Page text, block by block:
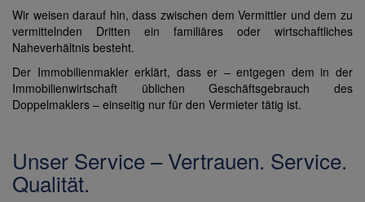
Wir weisen darauf hin, dass zwischen dem Vermittler und dem zu
vermittelnden Dritten ein familiäres oder wirtschaftliches
Naheverhältnis besteht.
Der Immobilienmakler erklärt, dass er – entgegen dem in der
Immobilienwirtschaft üblichen Geschäftsgebrauch des
Doppelmaklers – einseitig nur für den Vermieter tätig ist.
Unser Service – Vertrauen. Service.
Qualität.